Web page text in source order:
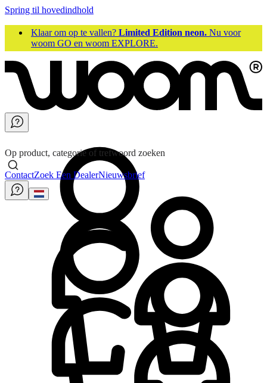
Spring til hovedindhold
Klaar om op te vallen? Limited Edition neon. Nu voor
woom GO en woom EXPLORE.
Op product, categorie of trefwoord zoeken
ContactZoek Een DealerNieuwsbrief